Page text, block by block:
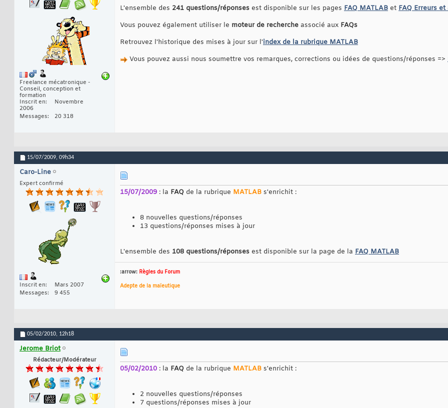
Freelance mécatronique -
Conseil, conception et
formation
Inscrit en
Novembre
2006
Messages
20 318
L'ensemble des 241 questions/réponses est disponible sur les pages FAQ MATLAB et FAQ Erreurs
Vous pouvez également utiliser le moteur de recherche associé aux FAQs
Retrouvez l'historique des mises à jour sur l'index de la rubrique MATLAB
Vous pouvez aussi nous soumettre vos remarques, corrections ou idées de questions/réponses =>
15/07/2009, 09h34
Caro-Line
Expert confirmé
Inscrit en
Mars 2007
Messages
9 455
15/07/2009 : la FAQ de la rubrique MATLAB s'enrichit :
8 nouvelles questions/réponses
13 questions/réponses mises à jour
L'ensemble des 108 questions/réponses est disponible sur la page de la FAQ MATLAB
:arrow: Règles du Forum
Adepte de la maïeutique
05/02/2010, 12h18
Jerome Briot
Rédacteur/Modérateur
05/02/2010 : la FAQ de la rubrique MATLAB s'enrichit :
2 nouvelles questions/réponses
7 questions/réponses mises à jour